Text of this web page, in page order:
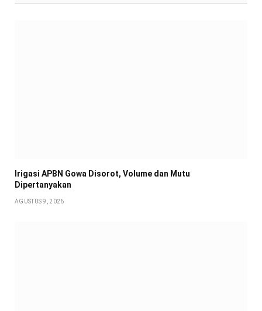
Irigasi APBN Gowa Disorot, Volume dan Mutu
Dipertanyakan
AGUSTUS 9, 2026